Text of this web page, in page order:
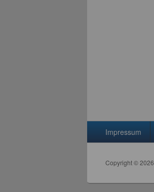
Seitenfuß-Menü
Impressum
Copyright © 2026